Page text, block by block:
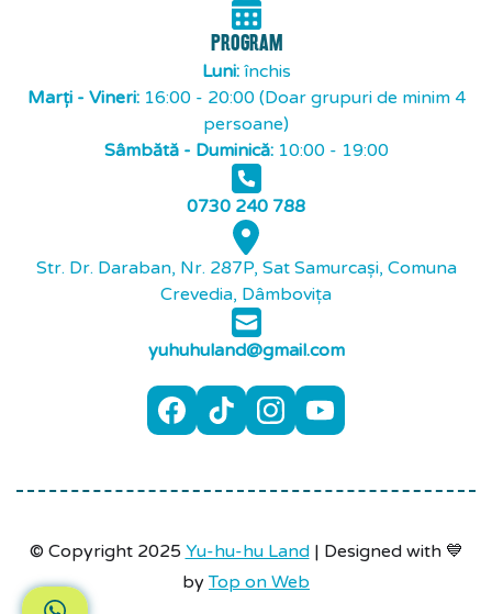
PROGRAM
Luni:închis
Marți - Vineri:16:00 - 20:00 (Doar grupuri de minim 4
persoane)
Sâmbătă - Duminică:10:00 - 19:00
0730 240 788
Str. Dr. Daraban, Nr. 287P, Sat Samurcași, Comuna
Crevedia, Dâmbovița
yuhuhuland@gmail.com
© Copyright 2025 Yu-hu-hu Land| Designed with 💙
byTop on Web